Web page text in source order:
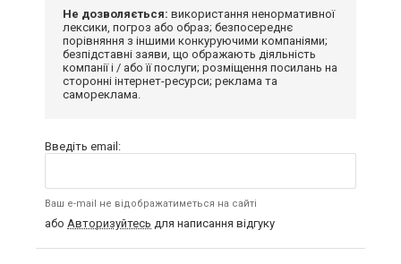
Не дозволяється: використання ненормативної
лексики, погроз або образ; безпосереднє
порівняння з іншими конкуруючими компаніями;
безпідставні заяви, що ображають діяльність
компанії і / або її послуги; розміщення посилань на
сторонні інтернет-ресурси; реклама та
самореклама.
Введіть email:
Ваш e-mail не відображатиметься на сайті
або Авторизуйтесь для написання відгуку